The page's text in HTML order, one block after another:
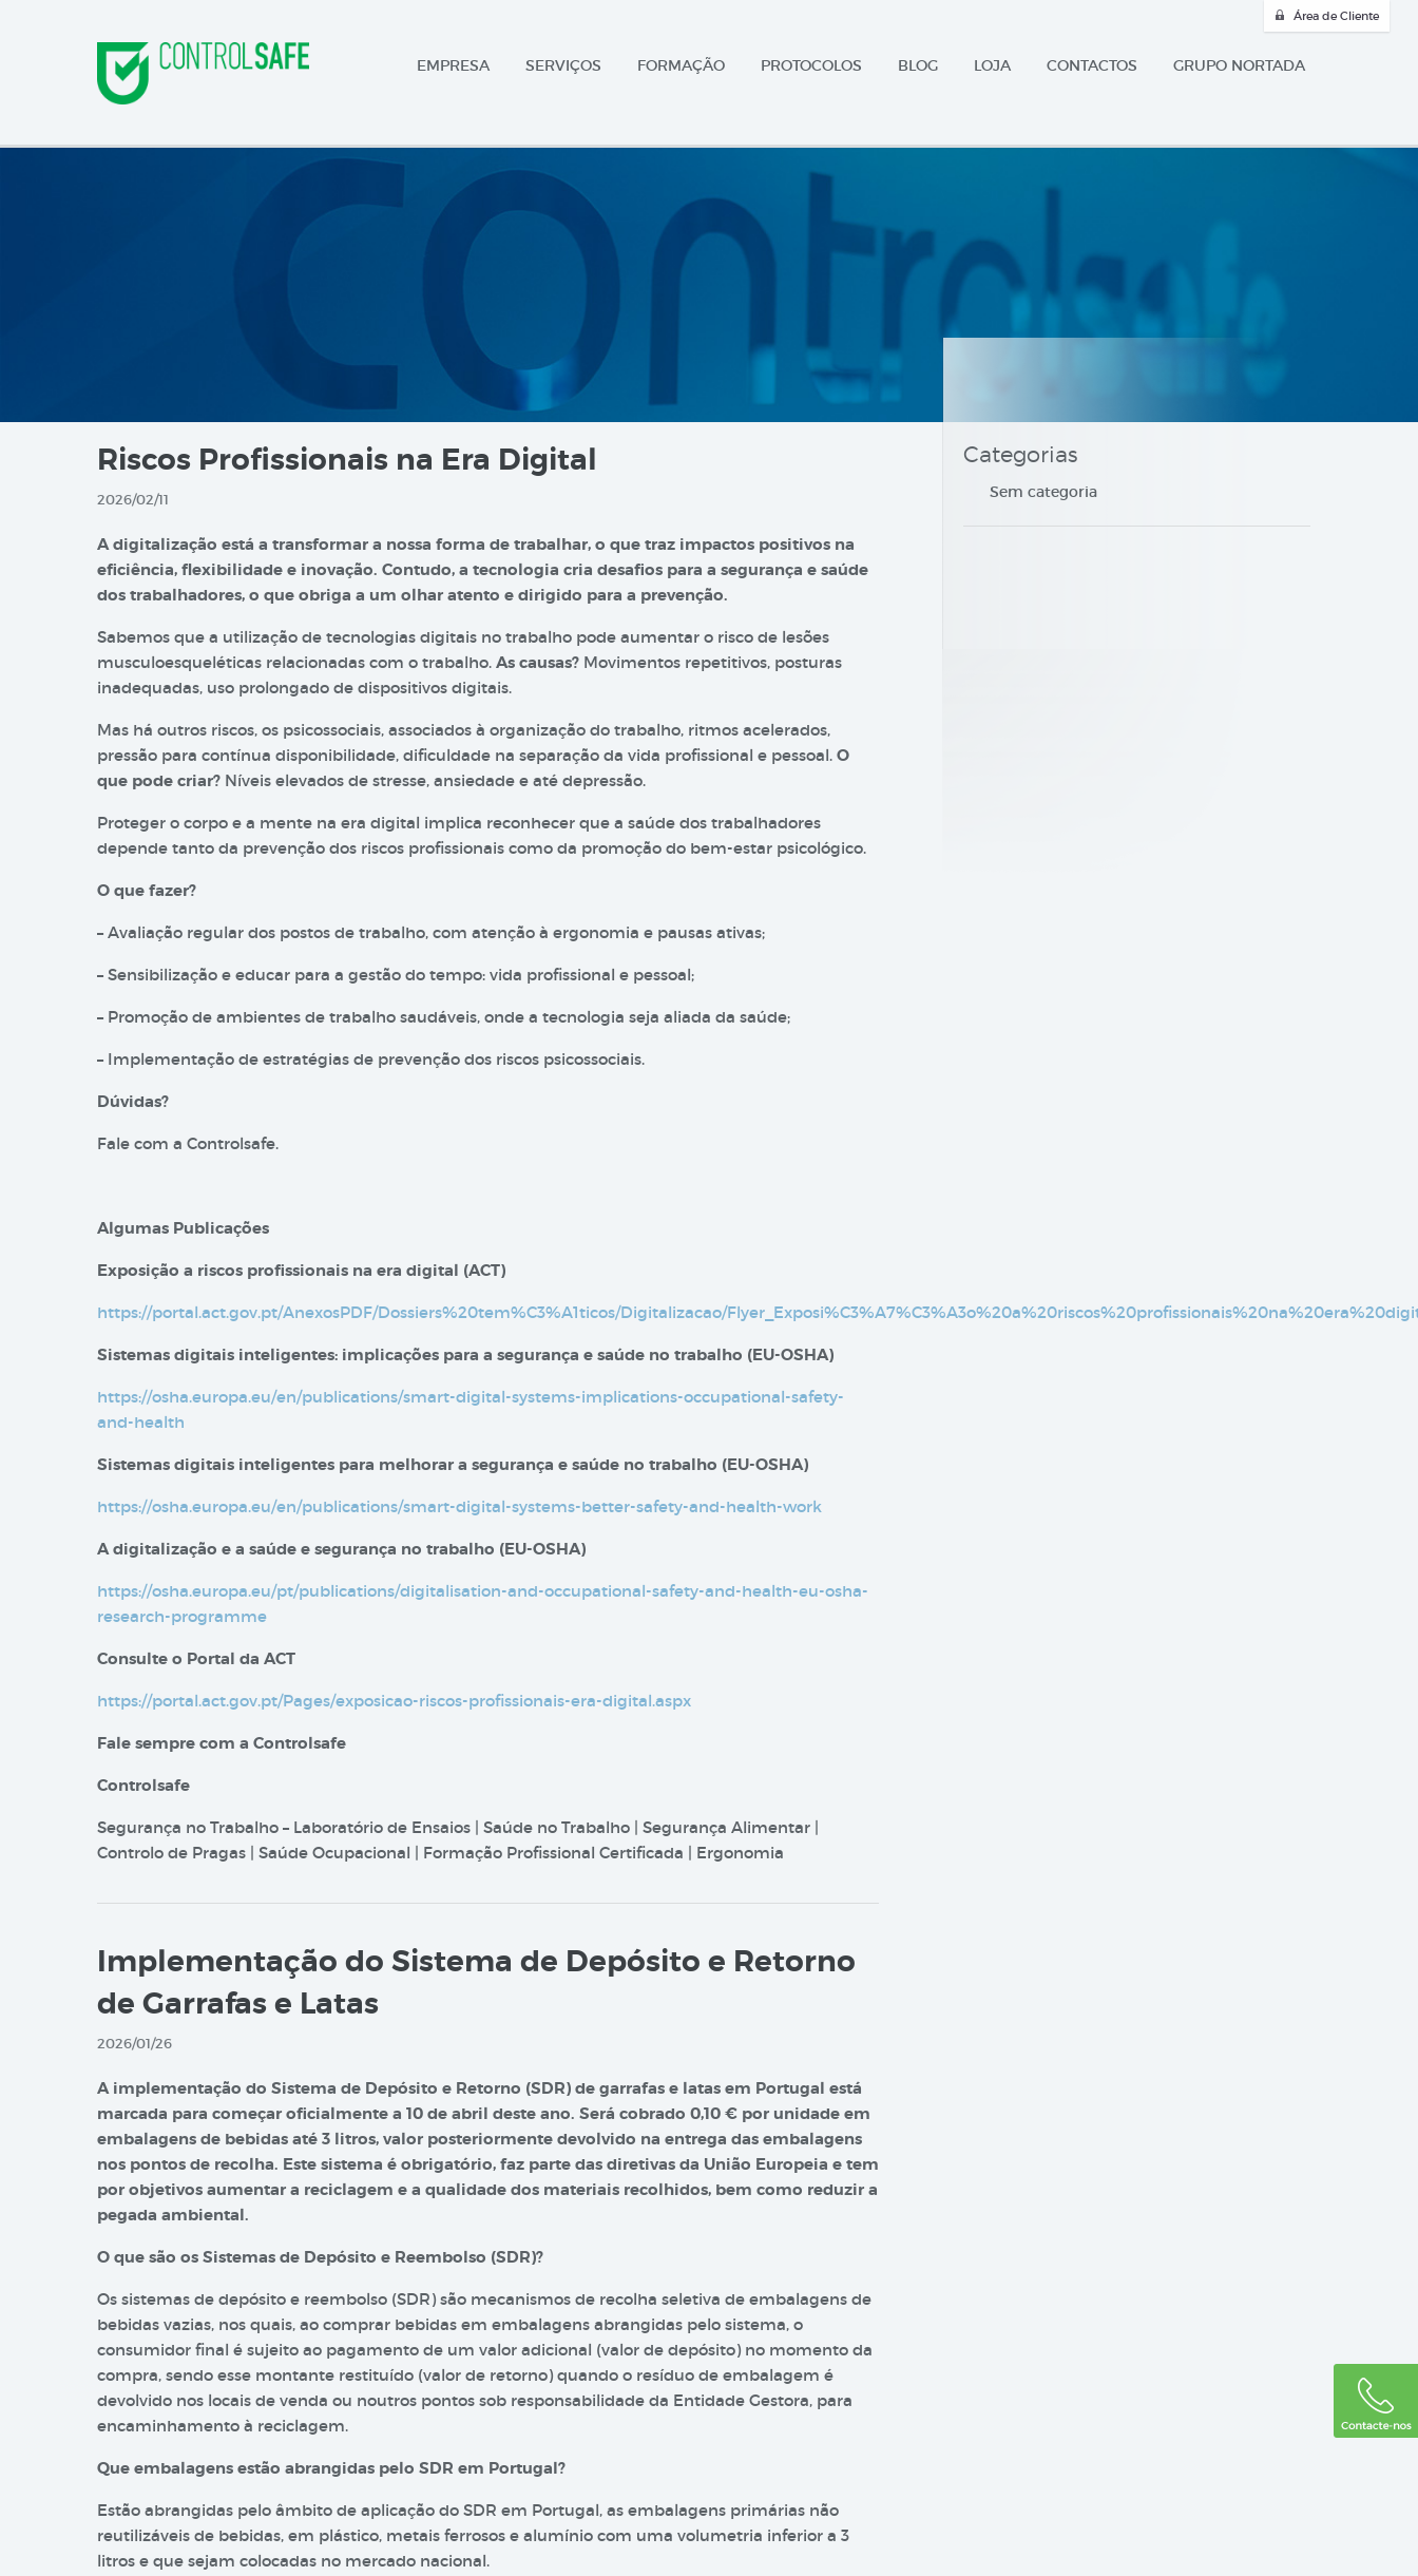
Área de Cliente
EMPRESA SERVIÇOS FORMAÇÃO PROTOCOLOS BLOG LOJA CONTACTOS GRUPO NORTADA
Riscos Profissionais na Era Digital
2026/02/11
A digitalização está a transformar a nossa forma de trabalhar, o que traz impactos positivos na
eficiência, flexibilidade e inovação. Contudo, a tecnologia cria desafios para a segurança e saúde
dos trabalhadores, o que obriga a um olhar atento e dirigido para a prevenção.
Sabemos que a utilização de tecnologias digitais no trabalho pode aumentar o risco de lesões
musculoesqueléticas relacionadas com o trabalho. As causas? Movimentos repetitivos, posturas
inadequadas, uso prolongado de dispositivos digitais.
Mas há outros riscos, os psicossociais, associados à organização do trabalho, ritmos acelerados,
pressão para contínua disponibilidade, dificuldade na separação da vida profissional e pessoal. O
que pode criar? Níveis elevados de stresse, ansiedade e até depressão.
Proteger o corpo e a mente na era digital implica reconhecer que a saúde dos trabalhadores
depende tanto da prevenção dos riscos profissionais como da promoção do bem-estar psicológico.
O que fazer?
– Avaliação regular dos postos de trabalho, com atenção à ergonomia e pausas ativas;
– Sensibilização e educar para a gestão do tempo: vida profissional e pessoal;
– Promoção de ambientes de trabalho saudáveis, onde a tecnologia seja aliada da saúde;
– Implementação de estratégias de prevenção dos riscos psicossociais.
Dúvidas?
Fale com a Controlsafe.
Algumas Publicações
Exposição a riscos profissionais na era digital​ (ACT)
https://portal.act.gov.pt/AnexosPDF/Dossiers%20tem%C3%A1ticos/Digitalizacao/
Sistemas digitais inteligentes: implicações para a segurança e saúde no trabalho (EU-OSHA)
https://osha.europa.eu/en/publications/smart-digital-systems-implications-occupational-safety-
and-health
Sistemas digitais inteligentes para melhorar a segurança e saúde no trabalho​​ (EU-OSHA)
https://osha.europa.eu/en/publications/smart-digital-systems-better-safety-and-health-work
A digitalização e a saúde e segurança no trabalho (EU-OSHA)
https://osha.europa.eu/pt/publications/digitalisation-and-occupational-safety-and-health-eu-osha-
research-programme
Consulte o Portal da ACT
https://portal.act.gov.pt/Pages/exposicao-riscos-profissionais-era-digital.aspx
Fale sempre com a Controlsafe
Controlsafe
Segurança no Trabalho – Laboratório de Ensaios | Saúde no Trabalho | Segurança Alimentar |
Controlo de Pragas | Saúde Ocupacional | Formação Profissional Certificada | Ergonomia
Implementação do Sistema de Depósito e Retorno
de Garrafas e Latas
2026/01/26
A implementação do Sistema de Depósito e Retorno (SDR) de garrafas e latas em Portugal está
marcada para começar oficialmente a 10 de abril deste ano. Será cobrado 0,10 € por unidade em
embalagens de bebidas até 3 litros, valor posteriormente devolvido na entrega das embalagens
nos pontos de recolha. Este sistema é obrigatório, faz parte das diretivas da União Europeia e tem
por objetivos aumentar a reciclagem e a qualidade dos materiais recolhidos, bem como reduzir a
pegada ambiental.
O que são os Sistemas de Depósito e Reembolso (SDR)?
Os sistemas de depósito e reembolso (SDR) são mecanismos de recolha seletiva de embalagens de
bebidas vazias, nos quais, ao comprar bebidas em embalagens abrangidas pelo sistema, o
consumidor final é sujeito ao pagamento de um valor adicional (valor de depósito) no momento da
compra, sendo esse montante restituído (valor de retorno) quando o resíduo de embalagem é
devolvido nos locais de venda ou noutros pontos sob responsabilidade da Entidade Gestora, para
encaminhamento à reciclagem.
Que embalagens estão abrangidas pelo SDR em Portugal?
Estão abrangidas pelo âmbito de aplicação do SDR em Portugal, as embalagens primárias não
reutilizáveis de bebidas, em plástico, metais ferrosos e alumínio com uma volumetria inferior a 3
litros e que sejam colocadas no mercado nacional.
Categorias
Sem categoria